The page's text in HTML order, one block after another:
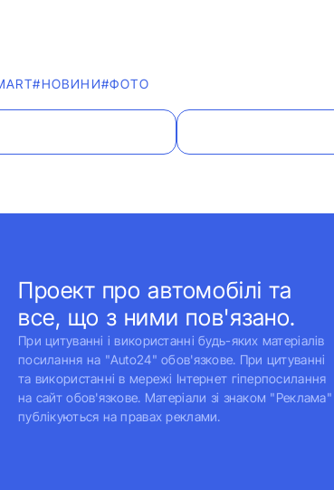
#НОВИНИ#ФОТО
Проект про автомобілі та
все, що з ними пов'язано.
При цитуванні і використанні будь-яких матеріалів
посилання на "Auto24" обов'язкове. При цитуванні
та використанні в мережі Інтернет гіперпосилання
на сайт обов'язкове. Матеріали зі знаком "Реклама"
публікуються на правах реклами.